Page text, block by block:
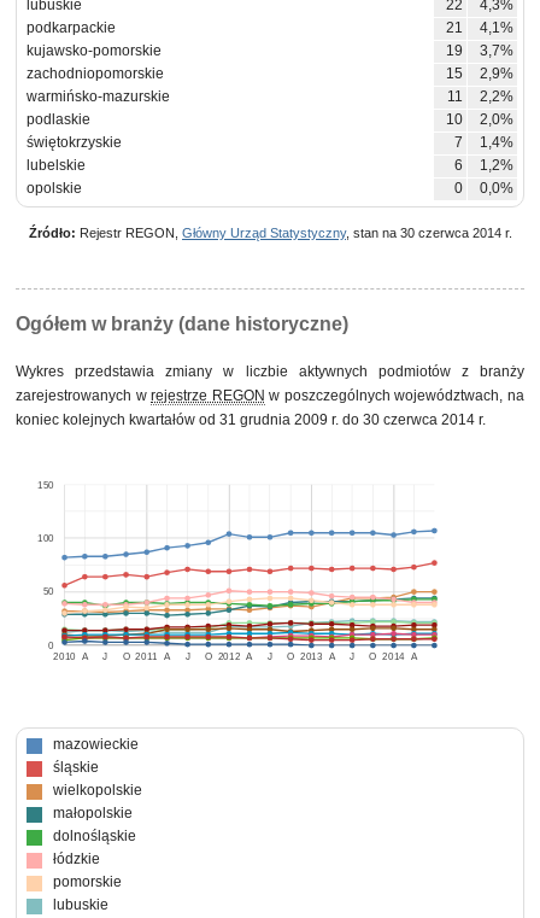
lubuskie
22
4,3%
podkarpackie
21
4,1%
kujawsko-pomorskie
19
3,7%
zachodniopomorskie
15
2,9%
warmińsko-mazurskie
11
2,2%
podlaskie
10
2,0%
świętokrzyskie
7
1,4%
lubelskie
6
1,2%
opolskie
0 0,0%
Źródło: Rejestr REGON, Główny Urząd Statystyczny, stan na 30 czerwca 2014 r.
Ogółem w branży (dane historyczne)
Wykres przedstawia zmiany w liczbie aktywnych podmiotów z branży
zarejestrowanych wrejestrze REGON w poszczególnych województwach, na
koniec kolejnych kwartałów od 31 grudnia 2009 r. do 30 czerwca 2014 r.
2010 2011 2012 2013 2014
A J O A J O A J O A J O A
0
50
100
150
mazowieckie
śląskie
wielkopolskie
małopolskie
dolnośląskie
łódzkie
pomorskie
lubuskie